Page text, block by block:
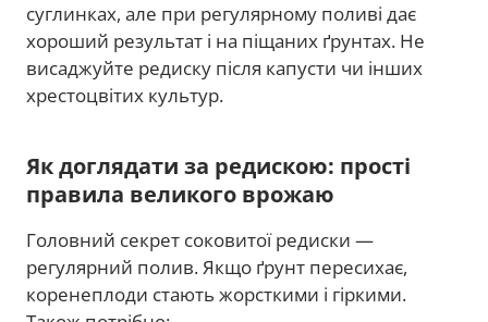
суглинках, але при регулярному поливі дає
хороший результат і на піщаних ґрунтах. Не
висаджуйте редиску після капусти чи інших
хрестоцвітих культур.
Як доглядати за редискою: прості
правила великого врожаю
Головний секрет соковитої редиски —
регулярний полив. Якщо ґрунт пересихає,
коренеплоди стають жорсткими і гіркими.